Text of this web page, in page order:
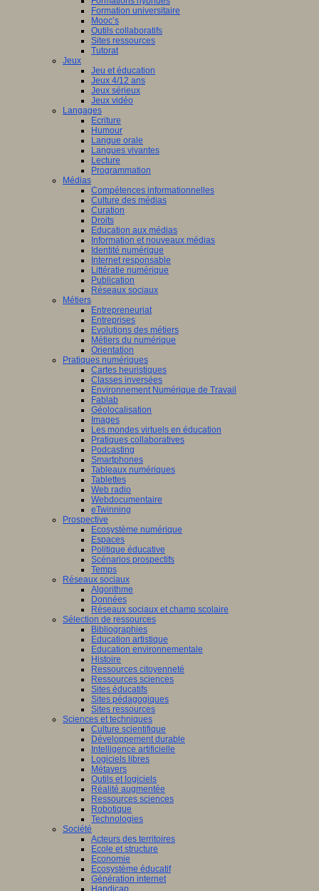
Formation universitaire
Mooc’s
Outils collaboratifs
Sites ressources
Tutorat
Jeux
Jeu et éducation
Jeux 4/12 ans
Jeux sérieux
Jeux vidéo
Langages
Ecriture
Humour
Langue orale
Langues vivantes
Lecture
Programmation
Médias
Compétences informationnelles
Culture des médias
Curation
Droits
Education aux médias
Information et nouveaux médias
Identité numérique
Internet responsable
Littératie numérique
Publication
Réseaux sociaux
Métiers
Entrepreneuriat
Entreprises
Evolutions des métiers
Métiers du numérique
Orientation
Pratiques numériques
Cartes heuristiques
Classes inversées
Environnement Numérique de Travail
Fablab
Géolocalisation
Images
Les mondes virtuels en éducation
Pratiques collaboratives
Podcasting
Smartphones
Tableaux numériques
Tablettes
Web radio
Webdocumentaire
eTwinning
Prospective
Ecosystème numérique
Espaces
Politique éducative
Scénarios prospectifs
Temps
Réseaux sociaux
Algorithme
Données
Réseaux sociaux et champ scolaire
Sélection de ressources
Bibliographies
Education artistique
Education environnementale
Histoire
Ressources citoyenneté
Ressources sciences
Sites éducatifs
Sites pédagogiques
Sites ressources
Sciences et techniques
Culture scientifique
Développement durable
Intelligence artificielle
Logiciels libres
Métavers
Outils et logiciels
Réalité augmentée
Ressources sciences
Robotique
Technologies
Société
Acteurs des territoires
Ecole et structure
Economie
Ecosystème éducatif
Génération internet
Handicap